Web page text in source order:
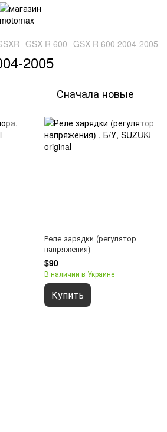
GSX-R 600 GSX-R 600 2004-2005
2005
Сначала новые
Реле зарядки (регулятор
напряжения)
$90
В наличии в Украине
Купить